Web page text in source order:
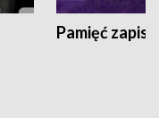
Pamięć